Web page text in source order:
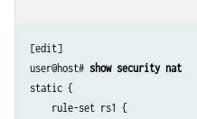
[edit]
user@host# show security nat
static {
    rule-set rs1 {